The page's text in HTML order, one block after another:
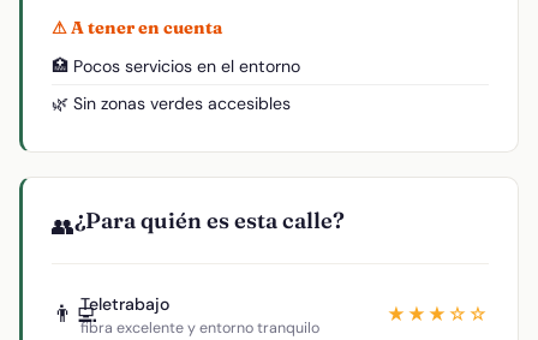
⚠ A tener en cuenta
🏥 Pocos servicios en el entorno
🌿 Sin zonas verdes accesibles
👥¿Para quién es esta calle?
👨‍💻Teletrabajo
fibra excelente y entorno tranquilo
★★★☆☆